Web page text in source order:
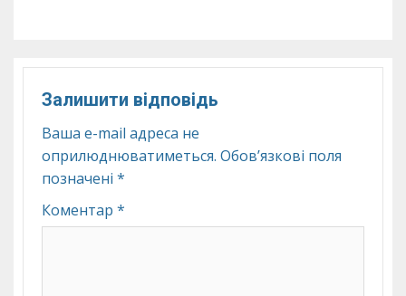
Залишити відповідь
Ваша e-mail адреса не
оприлюднюватиметься. Обов’язкові поля
позначені *
Коментар *